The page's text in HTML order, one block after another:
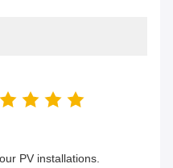
PV installations.